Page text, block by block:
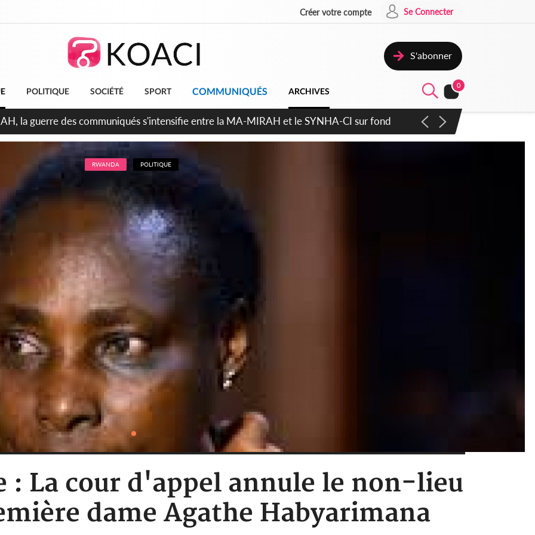
Créer votre compte Se Connecter
S'abonner
POLITIQUE SOCIÉTÉ SPORT COMMUNIQUÉS ARCHIVES
0
2026, Thiam plaide pour un environnement démocratique plus apaisé
RWANDA POLITIQUE
: La cour d'appel annule le non-lieu
dame Agathe Habyarimana